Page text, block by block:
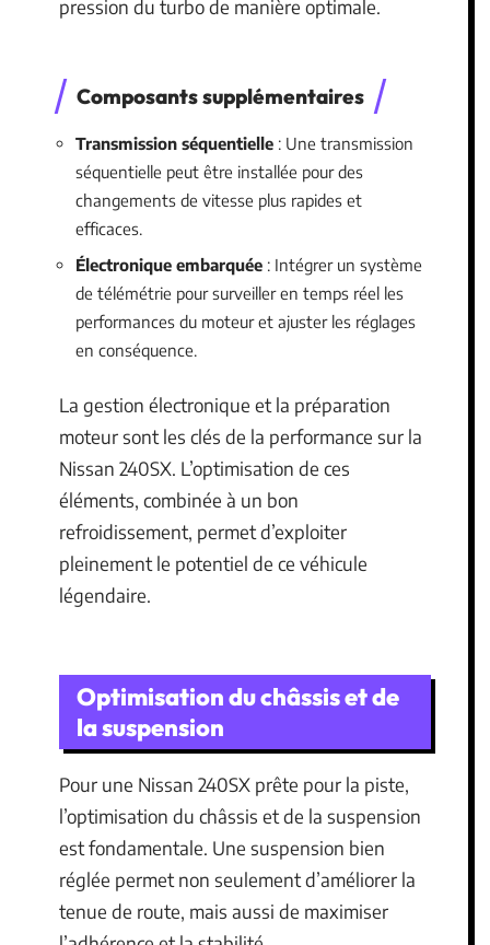
pression du turbo de manière optimale.
Composants supplémentaires
Transmission séquentielle : Une transmission
séquentielle peut être installée pour des
changements de vitesse plus rapides et
efficaces.
Électronique embarquée : Intégrer un système
de télémétrie pour surveiller en temps réel les
performances du moteur et ajuster les réglages
en conséquence.
La gestion électronique et la préparation
moteur sont les clés de la performance sur la
Nissan 240SX. L’optimisation de ces
éléments, combinée à un bon
refroidissement, permet d’exploiter
pleinement le potentiel de ce véhicule
légendaire.
Optimisation du châssis et de
la suspension
Pour une Nissan 240SX prête pour la piste,
l’optimisation du châssis et de la suspension
est fondamentale. Une suspension bien
réglée permet non seulement d’améliorer la
tenue de route, mais aussi de maximiser